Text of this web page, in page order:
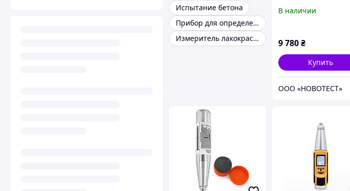
Испытание бетона
Прибор для определения активности цемента
Измеритель лакокрасочного покрытия
МШ-225
В наличии
9 780₴
Купить
ООО «НОВОТЕСТ»